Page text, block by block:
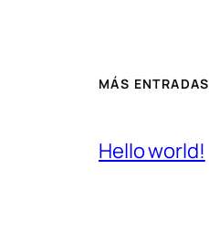
MÁS ENTRADAS
Hello world!